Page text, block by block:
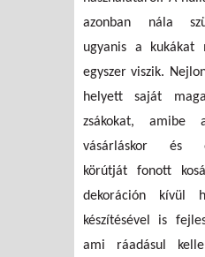
azonban nála
ugyanis a kukákat
egyszer viszik.
helyett saját
zsákokat, amibe
vásárláskor és
körútját fonott
dekoráción kívül
készítésével is
ami ráadásul